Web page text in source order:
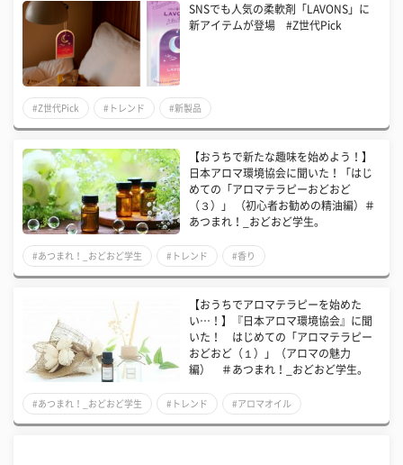
SNSでも人気の柔軟剤「LAVONS」に
新アイテムが登場 #Z世代Pick
#Z世代Pick #トレンド #新製品
【おうちで新たな趣味を始めよう！】
日本アロマ環境協会に聞いた！「はじ
めての「アロマテラピーおどおど
（３）」 （初心者お勧めの精油編）＃
あつまれ！_おどおど学生。
#あつまれ！_おどおど学生 #トレンド #香り
【おうちでアロマテラピーを始めた
い…！】『日本アロマ環境協会』に聞
いた！ はじめての「アロマテラピー
おどおど（１）」（アロマの魅力
編） ＃あつまれ！_おどおど学生。
#あつまれ！_おどおど学生 #トレンド #アロマオイル